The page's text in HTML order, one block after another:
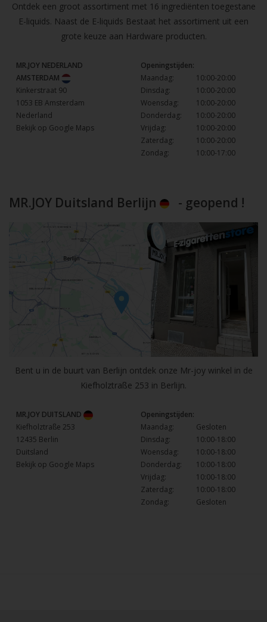
Ontdek een groot assortiment met 16 ingrediënten toegestane
E-liquids. Naast de E-liquids Bestaat het assortiment uit een
grote keuze aan Hardware producten.
MR.JOY NEDERLAND
AMSTERDAM
Kinkerstraat 90
1053 EB Amsterdam
Nederland
Bekijk op Google Maps
Openingstijden:
Maandag:
10:00-20:00
Dinsdag:
10:00-20:00
Woensdag:
10:00-20:00
Donderdag:
10:00-20:00
Vrijdag:
10:00-20:00
Zaterdag:
10:00-20:00
Zondag:
10:00-17:00
MR.JOY Duitsland Berlijn - geopend !
Bent u in de buurt van Berlijn ontdek onze Mr-joy winkel in de
Kiefholztraße 253 in Berlijn.
MR.JOY DUITSLAND
Kiefholztraße 253
12435 Berlin
Duitsland
Bekijk op Google Maps
Openingstijden:
Maandag:
Gesloten
Dinsdag:
10:00-18:00
Woensdag:
10:00-18:00
Donderdag:
10:00-18:00
Vrijdag:
10:00-18:00
Zaterdag:
10:00-18:00
Zondag:
Gesloten